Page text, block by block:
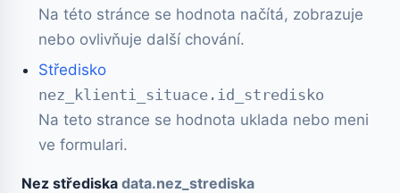
Na této stránce se hodnota načítá, zobrazuje
nebo ovlivňuje další chování.
Středisko
nez_klienti_situace.id_stredisko
Na teto strance se hodnota uklada nebo meni
ve formulari.
Nez střediska data.nez_strediska